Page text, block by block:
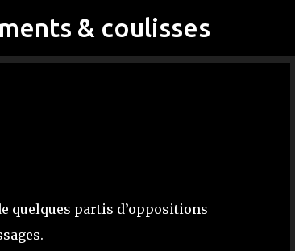
Accéder au contenu principal
& coulisses
quelques partis d’oppositions